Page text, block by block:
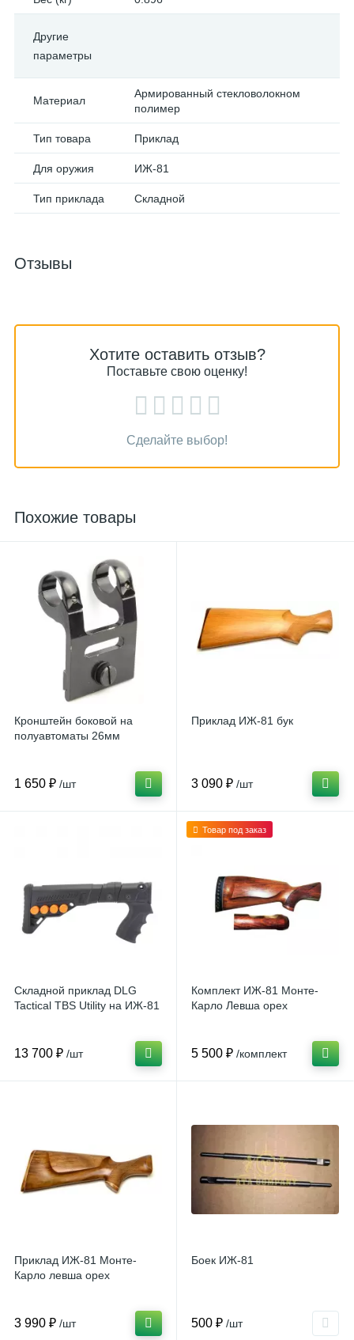
Другие
параметры
Материал
Армированный стекловолокном
полимер
Тип товара Приклад
Для оружия ИЖ-81
Тип приклада Складной
Отзывы
Хотите оставить отзыв?
Поставьте свою оценку!
Сделайте выбор!
Похожие товары
Кронштейн боковой на
полуавтоматы 26мм
1 650 ₽ /шт
Приклад ИЖ-81 бук
3 090 ₽ /шт
Складной приклад DLG
Tactical TBS Utility на ИЖ-81
13 700 ₽ /шт
Товар под заказ
Комплект ИЖ-81 Монте-
Карло Левша орех
5 500 ₽ /комплект
Приклад ИЖ-81 Монте-
Карло левша орех
3 990 ₽ /шт
Боек ИЖ-81
500 ₽ /шт